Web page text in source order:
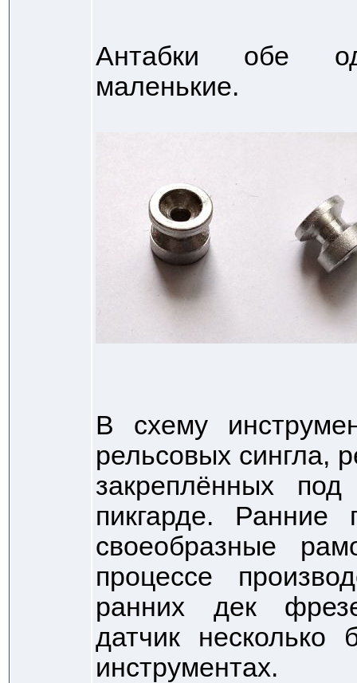
Антабки обе
маленькие.
В схему
рельсовых сингла,
закреплённых
пикгарде. Ранние
своеобразные
процессе
ранних дек
датчик
инструментах.